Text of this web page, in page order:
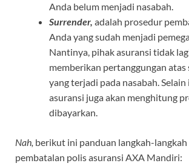
Anda belum menjadi nasabah.
Surrender, adalah prosedur
Anda yang sudah menjadi
Nantinya, pihak asuransi tidak
memberikan pertanggungan atas
yang terjadi pada nasabah.
asuransi juga akan menghitung
dibayarkan.
Nah, berikut ini panduan langkah-langkah
pembatalan polis asuransi AXA Mandiri: